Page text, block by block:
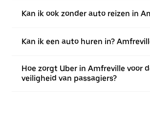
Kan ik ook zonder auto reizen in
Kan ik een auto huren in?
Hoe zorgt Uber in Amfreville voor
veiligheid van passagiers?